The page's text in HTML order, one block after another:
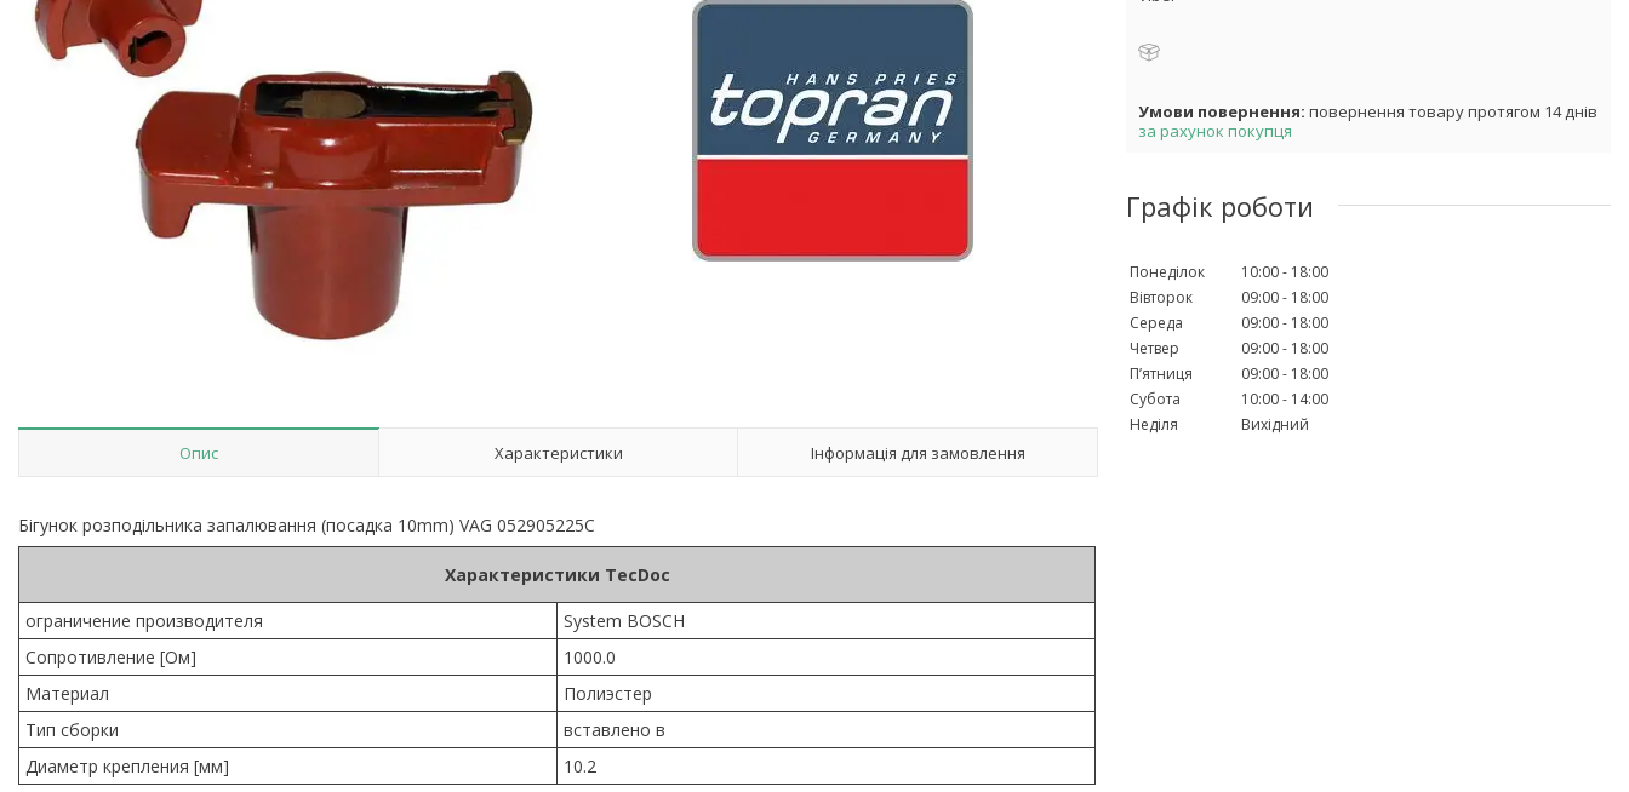
Опис Характеристики Інформація для замовлення
Бігунок розподільника запалювання (посадка 10mm) VAG 052905225C
Характеристики TecDoc
ограничение производителя
System BOSCH
Сопротивление [Ом]
1000.0
Материал
Полиэстер
Тип сборки
вставлено в
Диаметр крепления [мм]
10.2
повернення товару протягом 14 днів
за рахунок покупця
Графік роботи
Понеділок 10:00
18:00
Вівторок
09:00
18:00
Середа
09:00
18:00
Четвер
09:00
18:00
Пʼятниця
09:00
18:00
Субота
10:00
14:00
Неділя
Вихідний